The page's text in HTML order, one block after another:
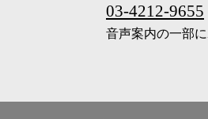
03-4212-9655
音声案内の一部